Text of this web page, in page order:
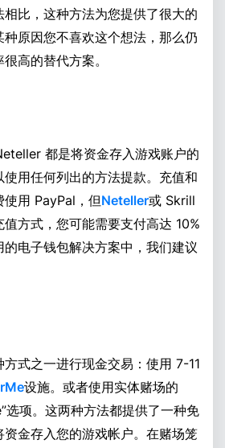
比，这种方法为您提供了很大的
种原因您不喜欢这个想法，那么仍
高的替代方案。
都是将资金存入游戏账户的
用任何列出的方法提款。充值和
用 PayPal，但Neteller或 Skrill
方式，您可能需要支付高达 10%
电子钱包解决方案中，我们建议
式之一进行现金交易：使用 7-11
设施。或者使用实体赌场的
项。这两种方法都提供了一种免
资金存入您的游戏帐户。在赌场笼